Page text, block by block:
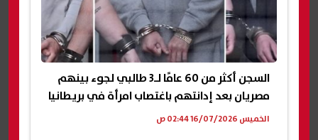
السجن أكثر من 60 عامًا لـ3 طالبي لجوء بينهم
مصريان بعد إدانتهم باغتصاب امرأة في بريطانيا
الخميس 16/07/2026 02:44 ص